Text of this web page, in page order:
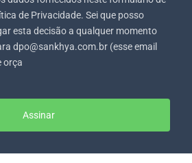
de Privacidade. Sei que posso
esta decisão a qualquer momento
dpo@sankhya.com.br (esse email
orça
Assinar